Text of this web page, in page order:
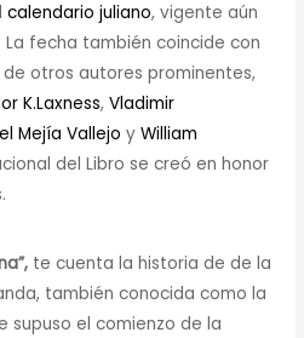
calendario juliano, vigente aún
La fecha también coincide con
otros autores prominentes,
K.Laxness,Vladimir
Mejía Vallejo yWilliam
del Libro se creó en honor
te cuenta la historia de de la
también conocida como la
supuso el comienzo de la